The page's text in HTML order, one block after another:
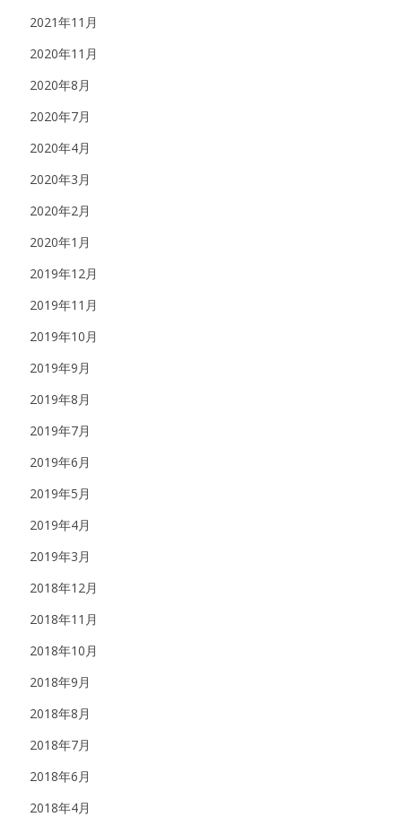
2021年11月
2020年11月
2020年8月
2020年7月
2020年4月
2020年3月
2020年2月
2020年1月
2019年12月
2019年11月
2019年10月
2019年9月
2019年8月
2019年7月
2019年6月
2019年5月
2019年4月
2019年3月
2018年12月
2018年11月
2018年10月
2018年9月
2018年8月
2018年7月
2018年6月
2018年4月